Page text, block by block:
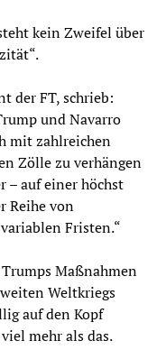
kein Zweifel über
der FT, schrieb:
und Navarro
mit zahlreichen
Zölle zu verhängen
– auf einer höchst
Reihe von
Fristen.“
Maßnahmen
Weltkriegs
auf den Kopf
mehr als das.